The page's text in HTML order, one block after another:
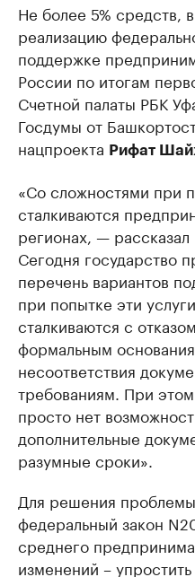
Не более 5% средств,
реализацию
поддержке
России по итогам
Счетной палаты РБК
Госдумы от
нацпроекта Рифат
«Со сложностями при
сталкиваются
регионах, —
Сегодня государство
перечень вариантов
при попытке эти
сталкиваются с
формальным
несоответствия
требованиям. При
просто нет
дополнительные
разумные сроки».
Для решения
федеральный закон
среднего
изменений –